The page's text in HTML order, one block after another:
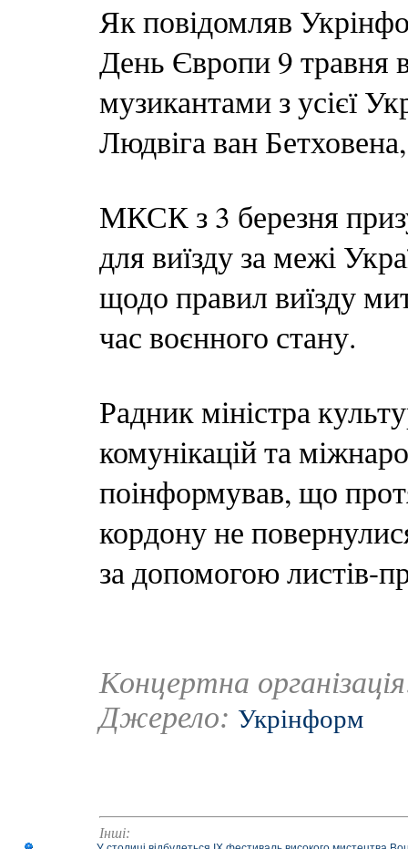
Як повідомляв
День Європи 9 травня
музикантами з усієї
Людвіга ван
МКСК з 3 березня
для виїзду за межі
щодо правил виїзду
час воєнного стану.
Радник міністра
комунікацій та
поінформував, що
кордону не
за допомогою листів-
Концертна
Джерело: Укрінформ
Інші: